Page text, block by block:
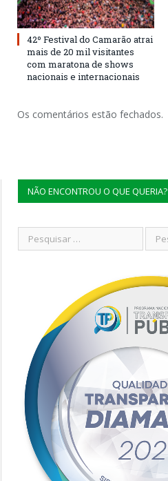
42º Festival do Camarão atrai
mais de 20 mil visitantes
com maratona de shows
nacionais e internacionais
Os comentários estão fechados.
NÃO ENCONTROU O QUE QUERIA?